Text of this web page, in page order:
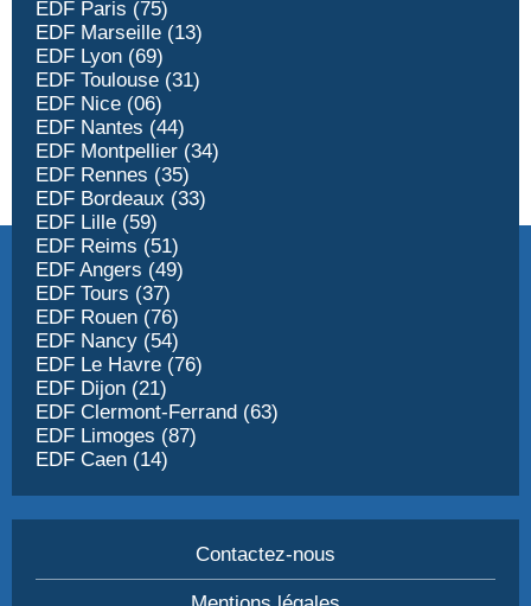
EDF Paris (75)
EDF Marseille (13)
EDF Lyon (69)
EDF Toulouse (31)
EDF Nice (06)
EDF Nantes (44)
EDF Montpellier (34)
EDF Rennes (35)
EDF Bordeaux (33)
EDF Lille (59)
EDF Reims (51)
EDF Angers (49)
EDF Tours (37)
EDF Rouen (76)
EDF Nancy (54)
EDF Le Havre (76)
EDF Dijon (21)
EDF Clermont-Ferrand (63)
EDF Limoges (87)
EDF Caen (14)
Contactez-nous